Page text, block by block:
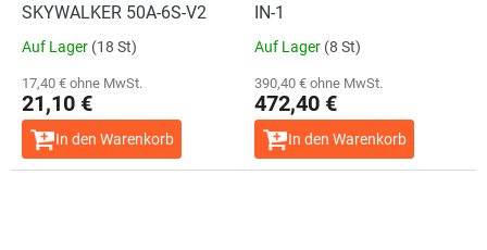
SKYWALKER 50A-6S-V2
Auf Lager (18 St)
17,40 € ohne MwSt.
21,10 €
In den Warenkorb
IN-1
Auf Lager (8 St)
390,40 € ohne MwSt.
472,40 €
In den Warenkorb